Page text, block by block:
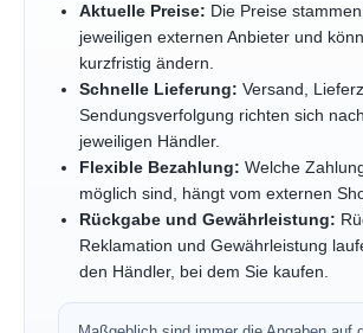
Aktuelle Preise: Die Preise
jeweiligen externen Anbieter und
kurzfristig ändern.
Schnelle Lieferung: Versand,
Sendungsverfolgung richten sich
jeweiligen Händler.
Flexible Bezahlung: Welche
möglich sind, hängt vom externen
Rückgabe und Gewährleistung:
Reklamation und Gewährleistung
den Händler, bei dem Sie kaufen.